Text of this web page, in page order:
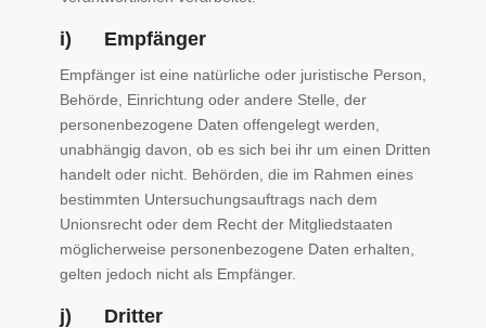
i) Empfänger
Empfänger ist eine natürliche oder juristische Person,
Behörde, Einrichtung oder andere Stelle, der
personenbezogene Daten offengelegt werden,
unabhängig davon, ob es sich bei ihr um einen Dritten
handelt oder nicht. Behörden, die im Rahmen eines
bestimmten Untersuchungsauftrags nach dem
Unionsrecht oder dem Recht der Mitgliedstaaten
möglicherweise personenbezogene Daten erhalten,
gelten jedoch nicht als Empfänger.
j) Dritter